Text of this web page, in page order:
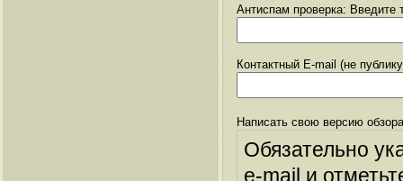
Антиспам проверка: Введите
Контактный E-mail (не
Написать свою версию
Обязательно
e-mail и